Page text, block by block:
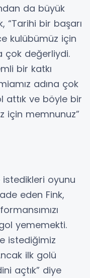
da büyük
“Tarihi bir başarı
kulübümüz için
çok değerliydi.
bir katkı
adına çok
attık ve böyle bir
için memnunuz”
istedikleri oyunu
eden Fink,
yememekti.
istediğimiz
ilk golü
açtık” diye